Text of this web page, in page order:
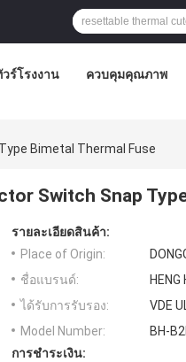
ร์โรงงาน ควบคุมคุณภาพ
Bimetal Thermal Fuse
Switch Snap
รายละเอียดสินค้า:
Place of Origin:
ชื่อแบรนด์:
HENG
ได้รับการรับรอง:
VDE
Model Number:
BH-
การชำระเงิน: